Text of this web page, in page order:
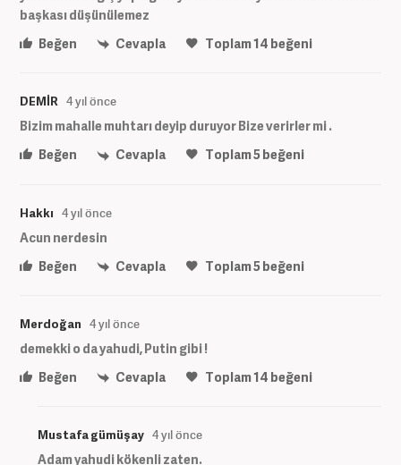
başkası düşünülemez
Beğen
Cevapla Toplam14 beğeni
DEMİR 4 yıl önce
Bizim mahalle muhtarı deyip duruyor Bize verirler mi .
Beğen
Cevapla Toplam5beğeni
Hakkı 4 yıl önce
Acun nerdesin
Beğen
Cevapla Toplam5beğeni
Merdoğan 4 yıl önce
demekki o da yahudi, Putin gibi !
Beğen
Cevapla Toplam14 beğeni
Mustafa gümüşay 4 yıl önce
Adam yahudi kökenli zaten.